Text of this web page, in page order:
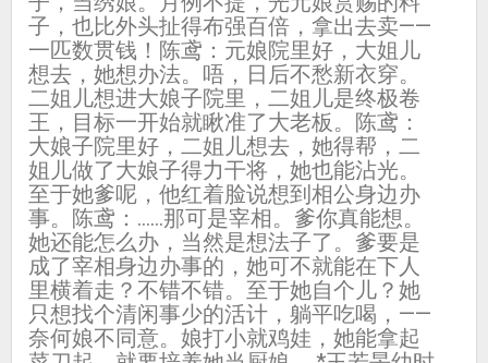
子，也比外头扯得布强百倍，拿出去卖——
一匹数贯钱！陈鸢：元娘院里好，大姐儿
想去，她想办法。唔，日后不愁新衣穿。
二姐儿想进大娘子院里，二姐儿是终极卷
王，目标一开始就瞅准了大老板。陈鸢：
大娘子院里好，二姐儿想去，她得帮，二
姐儿做了大娘子得力干将，她也能沾光。
至于她爹呢，他红着脸说想到相公身边办
事。陈鸢：……那可是宰相。爹你真能想。
她还能怎么办，当然是想法子了。爹要是
成了宰相身边办事的，她可不就能在下人
里横着走？不错不错。至于她自个儿？她
只想找个清闲事少的活计，躺平吃喝，——
奈何娘不同意。娘打小就鸡娃，她能拿起